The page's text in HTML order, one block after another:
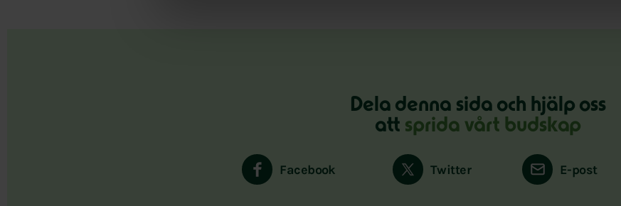
Dela denna sida och hjälp oss
att sprida vårt budskap
Facebook Twitter E-post